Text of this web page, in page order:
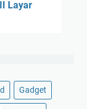
Layar
Gadget